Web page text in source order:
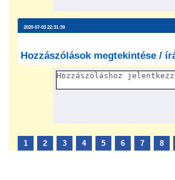
2020-07-03 22:31:39
Hozzászólások megtekintése /
1 2 3 4 5 6 7 8